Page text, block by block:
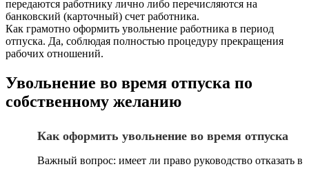
передаются работнику лично либо перечисляются на
банковский (карточный) счет работника.
Как грамотно оформить увольнение работника в период
отпуска. Да, соблюдая полностью процедуру прекращения
рабочих отношений.
Увольнение во время отпуска по
собственному желанию
Как оформить увольнение во время отпуска
Важный вопрос: имеет ли право руководство отказать в